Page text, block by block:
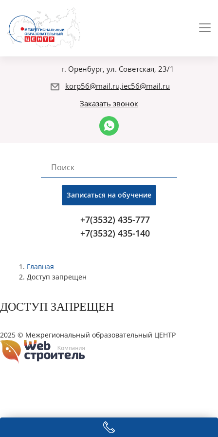
г. Оренбург, ул. Советская, 23/1
korp56@mail.ru,iec56@mail.ru
Заказать звонок
Записаться на обучение
+7(3532) 435-777
+7(3532) 435-140
Главная
Доступ запрещен
ДОСТУП ЗАПРЕЩЕН
2025 © Межрегиональный образовательный ЦЕНТР